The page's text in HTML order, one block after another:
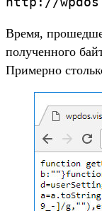
Время,
полученного
Примерно